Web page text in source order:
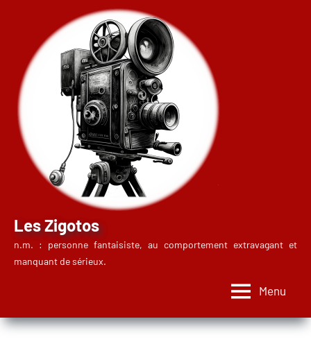
contenu
Les Zigotos
n.m. : personne fantaisiste, au comportement extravagant et
manquant de sérieux.
Menu